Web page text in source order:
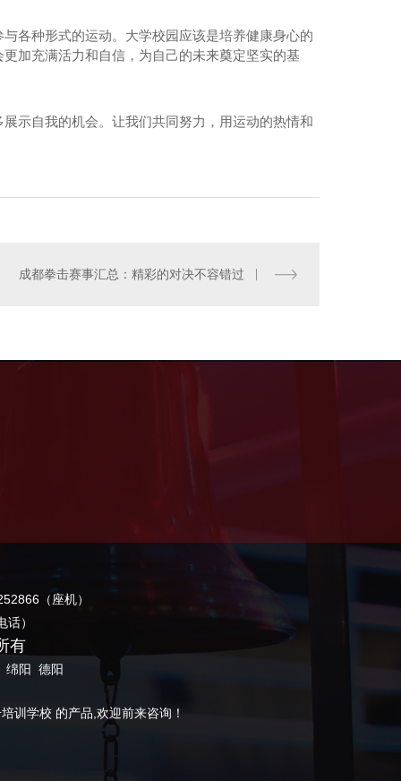
各种形式的运动。大学校园应该是培养健康身心的
加充满活力和自信，为自己的未来奠定坚实的基
示自我的机会。让我们共同努力，用运动的热情和
成都拳击赛事汇总：精彩的对决不容错过
（座机）
）
有
绵阳 德阳
训学校 的产品,欢迎前来咨询！